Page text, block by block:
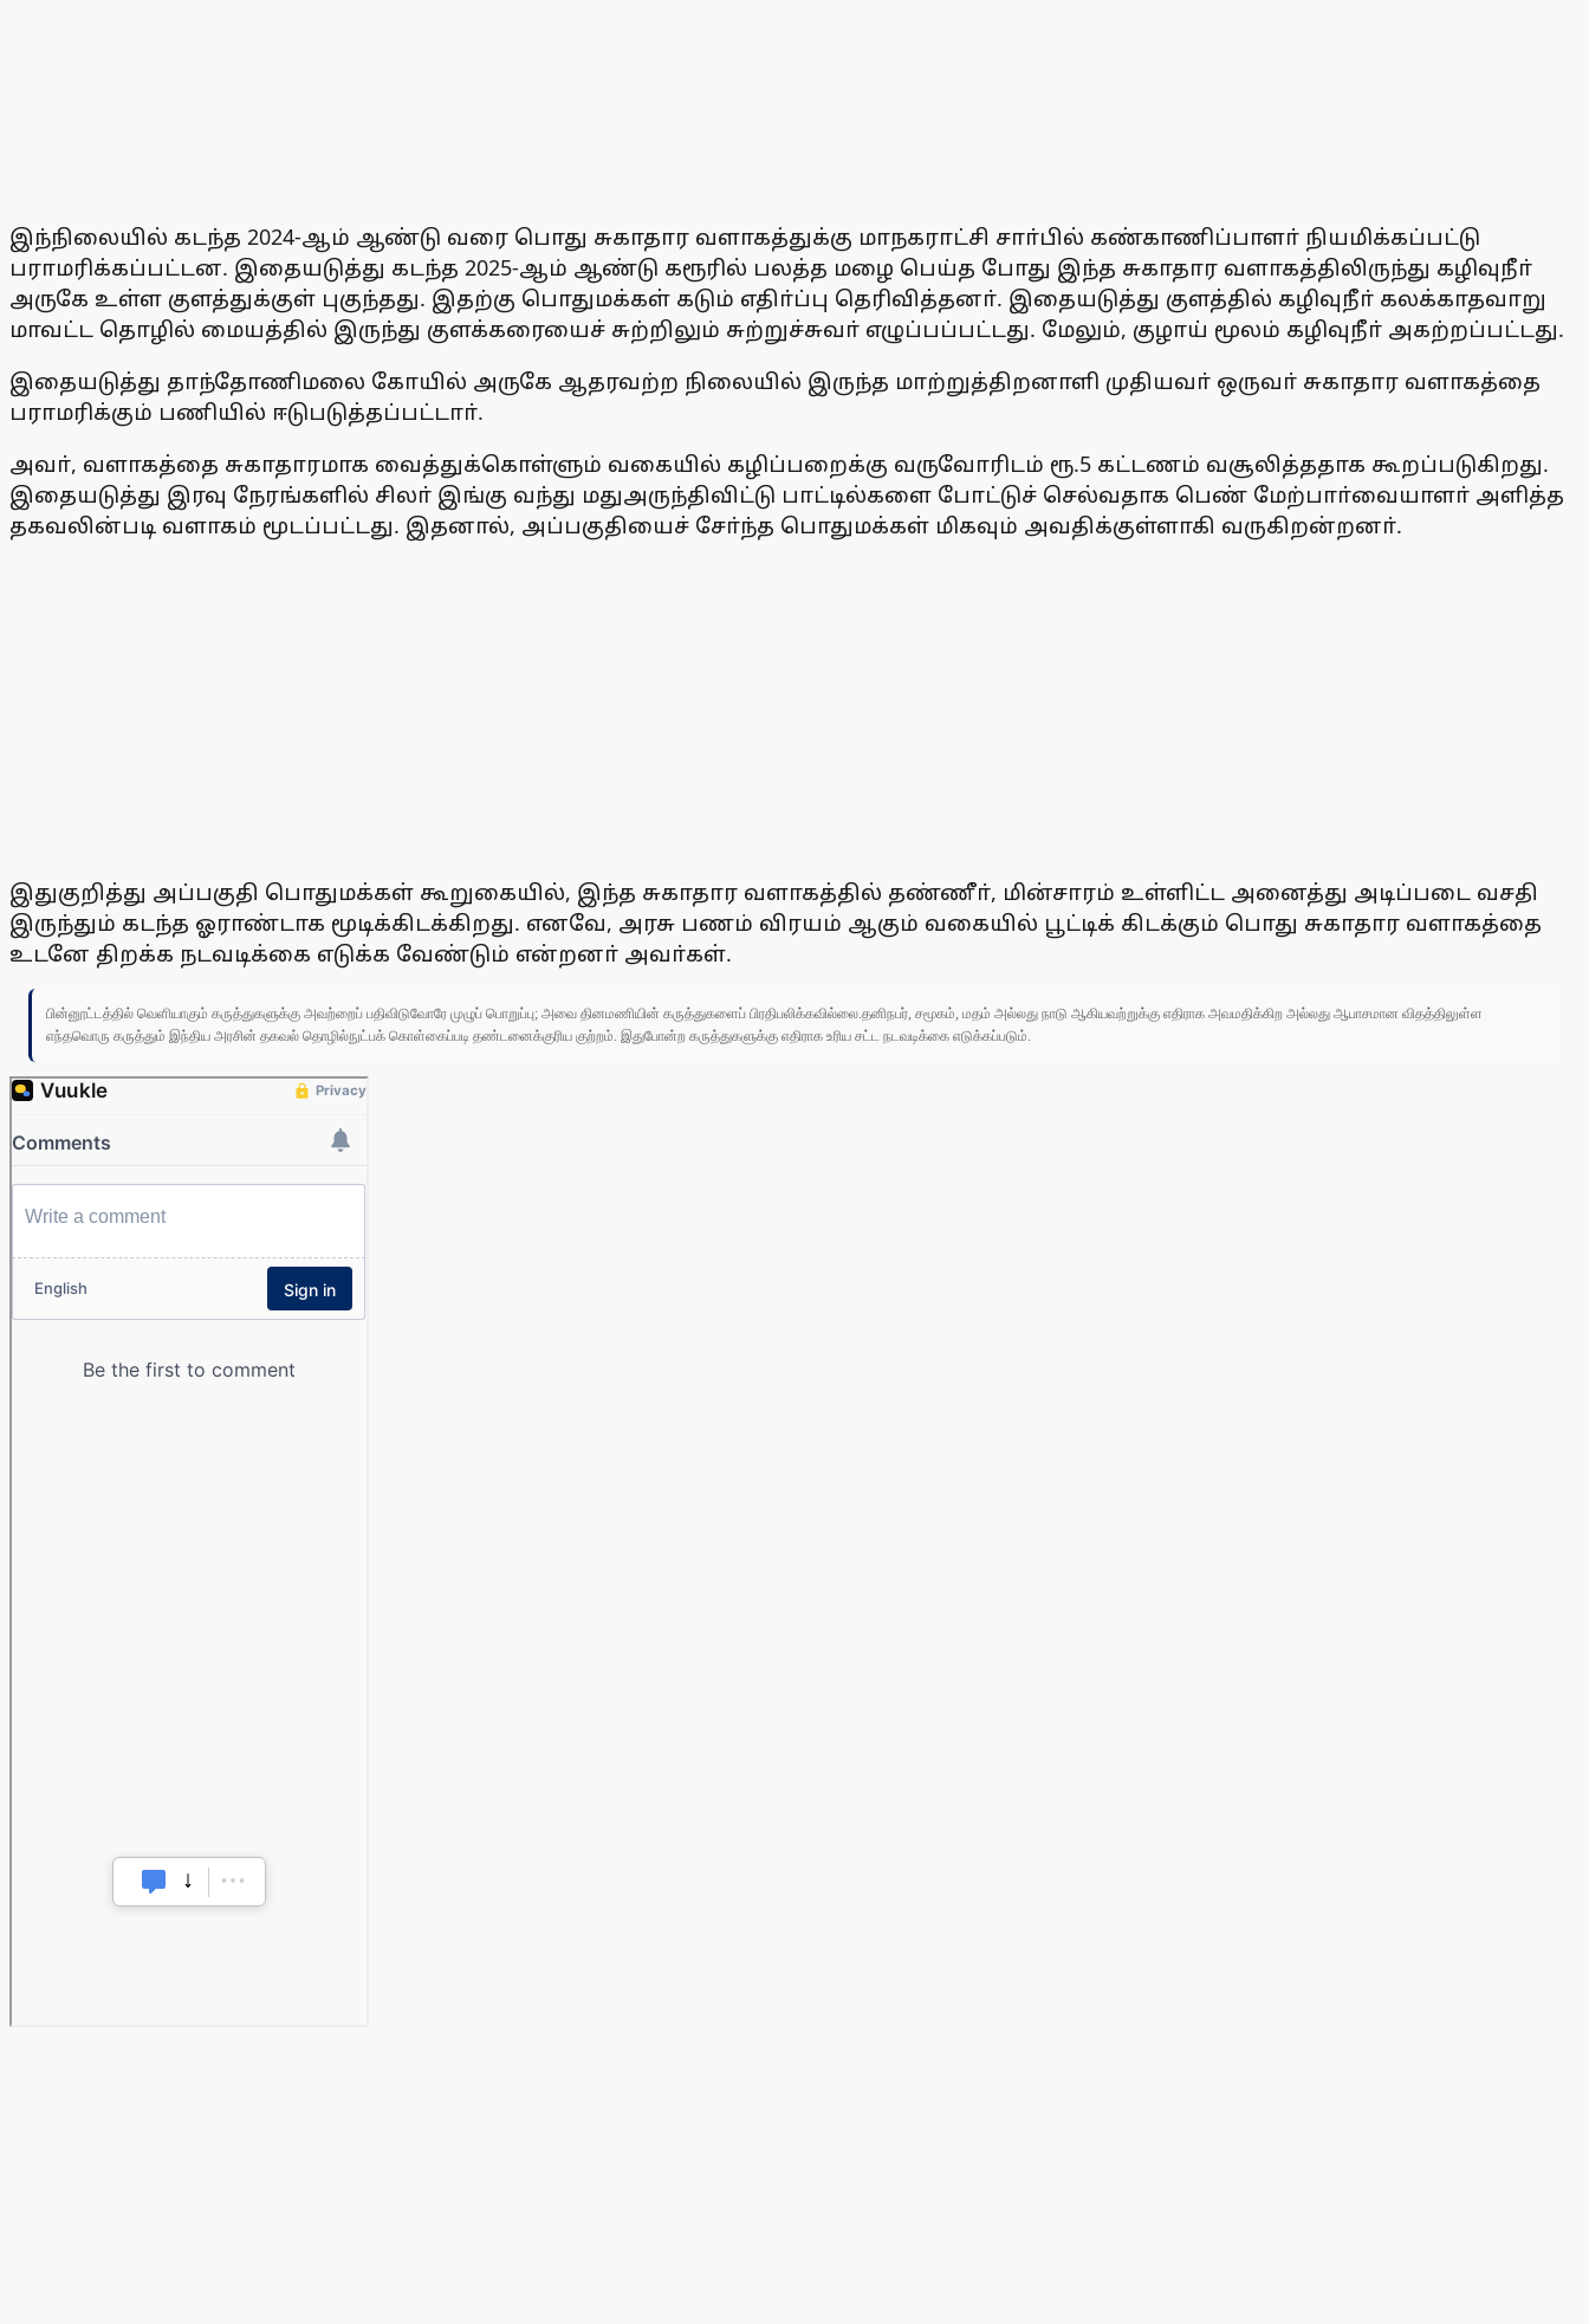
இந்நிலையில் கடந்த 2024-ஆம் ஆண்டு வரை பொது சுகாதார வளாகத்துக்கு மாநகராட்சி சாா்பில் கண்காணிப்பாளா் நியமிக்கப்பட்டு
பராமரிக்கப்பட்டன. இதையடுத்து கடந்த 2025-ஆம் ஆண்டு கரூரில் பலத்த மழை பெய்த போது இந்த சுகாதார வளாகத்திலிருந்து கழிவுநீா்
அருகே உள்ள குளத்துக்குள் புகுந்தது. இதற்கு பொதுமக்கள் கடும் எதிா்ப்பு தெரிவித்தனா். இதையடுத்து குளத்தில் கழிவுநீா் கலக்காதவாறு
மாவட்ட தொழில் மையத்தில் இருந்து குளக்கரையைச் சுற்றிலும் சுற்றுச்சுவா் எழுப்பப்பட்டது. மேலும், குழாய் மூலம் கழிவுநீா் அகற்றப்பட்டது.
இதையடுத்து தாந்தோணிமலை கோயில் அருகே ஆதரவற்ற நிலையில் இருந்த மாற்றுத்திறனாளி முதியவா் ஒருவா் சுகாதார வளாகத்தை
பராமரிக்கும் பணியில் ஈடுபடுத்தப்பட்டாா்.
அவா், வளாகத்தை சுகாதாரமாக வைத்துக்கொள்ளும் வகையில் கழிப்பறைக்கு வருவோரிடம் ரூ.5 கட்டணம் வசூலித்ததாக கூறப்படுகிறது.
இதையடுத்து இரவு நேரங்களில் சிலா் இங்கு வந்து மதுஅருந்திவிட்டு பாட்டில்களை போட்டுச் செல்வதாக பெண் மேற்பாா்வையாளா் அளித்த
தகவலின்படி வளாகம் மூடப்பட்டது. இதனால், அப்பகுதியைச் சோ்ந்த பொதுமக்கள் மிகவும் அவதிக்குள்ளாகி வருகிறன்றனா்.
இதுகுறித்து அப்பகுதி பொதுமக்கள் கூறுகையில், இந்த சுகாதார வளாகத்தில் தண்ணீா், மின்சாரம் உள்ளிட்ட அனைத்து அடிப்படை வசதி
இருந்தும் கடந்த ஓராண்டாக மூடிக்கிடக்கிறது. எனவே, அரசு பணம் விரயம் ஆகும் வகையில் பூட்டிக் கிடக்கும் பொது சுகாதார வளாகத்தை
உடனே திறக்க நடவடிக்கை எடுக்க வேண்டும் என்றனா் அவா்கள்.
பின்னூட்டத்தில் வெளியாகும் கருத்துகளுக்கு அவற்றைப் பதிவிடுவோரே முழுப் பொறுப்பு; அவை தினமணியின் கருத்துகளைப் பிரதிபலிக்கவில்லை.தனிநபர், சமூகம், மதம் அல்லது நாடு ஆகியவற்றுக்கு எதிராக அவமதிக்கிற அல்லது ஆபாசமான விதத்திலுள்ள
எந்தவொரு கருத்தும் இந்திய அரசின் தகவல் தொழில்நுட்பக் கொள்கைப்படி தண்டனைக்குரிய குற்றம். இதுபோன்ற கருத்துகளுக்கு எதிராக உரிய சட்ட நடவடிக்கை எடுக்கப்படும்.